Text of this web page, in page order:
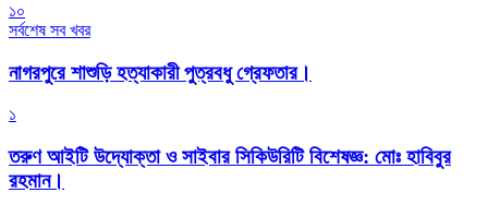
১০
সর্বশেষ সব খবর
নাগরপুরে শাশুড়ি হত্যাকারী পুত্রবধু গ্রেফতার।
১
তরুণ আইটি উদ্যোক্তা ও সাইবার সিকিউরিটি বিশেষজ্ঞ: মোঃ হাবিবুর
রহমান।